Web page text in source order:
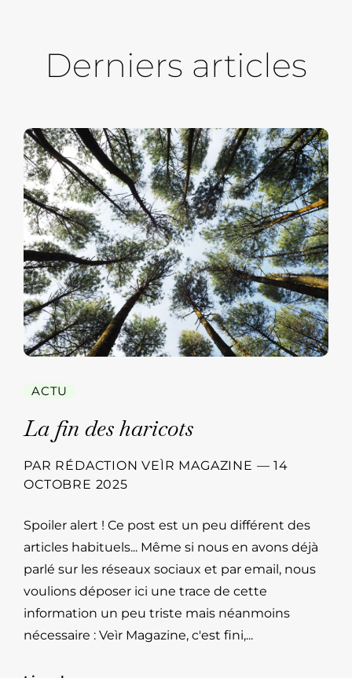
Derniers articles
ACTU
La fin des haricots
PAR RÉDACTION VEÌR MAGAZINE —14
OCTOBRE 2025
Spoiler alert ! Ce post est un peu différent des
articles habituels... Même si nous en avons déjà
parlé sur les réseaux sociaux et par email, nous
voulions déposer ici une trace de cette
information un peu triste mais néanmoins
nécessaire : Veìr Magazine, c'est fini,...